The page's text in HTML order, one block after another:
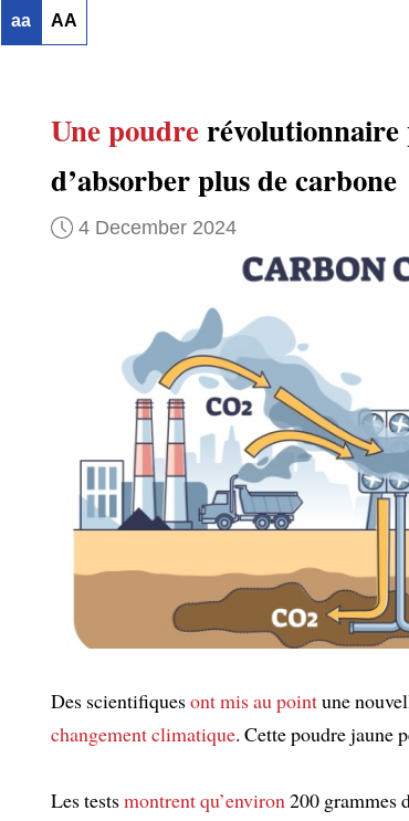
aa AA
Une poudre
d’absorber plus de carbone
4 December 2024
Des scientifiquesont mis au pointune
changement climatique. Cette poudre jaune
Les testsmontrentqu’environ 200 grammes